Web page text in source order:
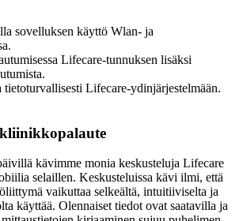
sovelluksen käyttö Wlan- ja
Lifecare-tunnuksen lisäksi
tietoturvallisesti Lifecare-ydinjärjestelmään.
kävimme monia keskusteluja Lifecare
selaillen. Keskusteluissa kävi ilmi, että
vaikuttaa selkeältä, intuitiiviselta ja
käyttää. Olennaiset tiedot ovat saatavilla ja